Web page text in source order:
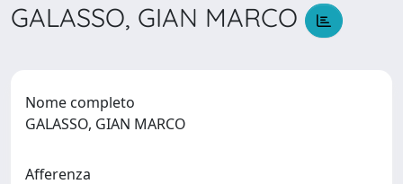
GALASSO, GIAN MARCO
Nome completo
GALASSO, GIAN MARCO
Afferenza